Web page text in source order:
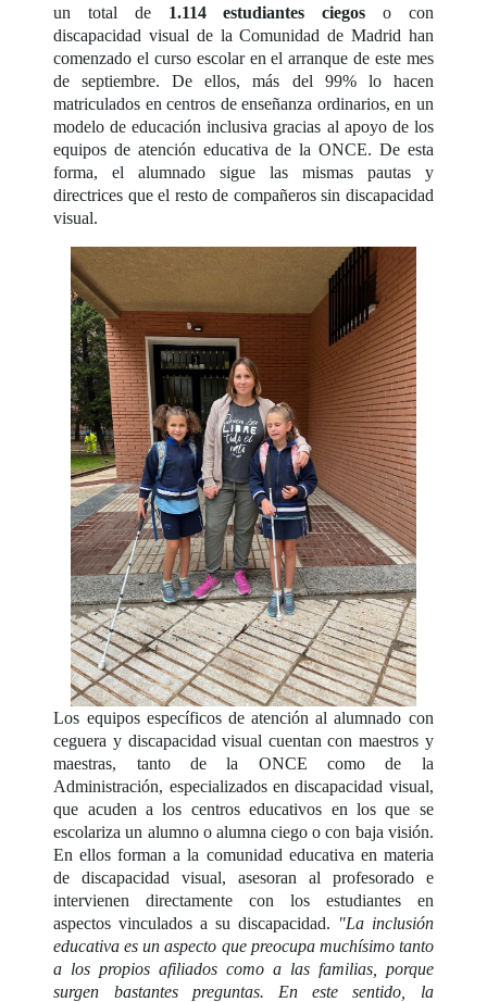
un total de 1.114 estudiantes ciegos o con
discapacidad visual de la Comunidad de Madrid han
comenzado el curso escolar en el arranque de este mes
de septiembre. De ellos, más del 99% lo hacen
matriculados en centros de enseñanza ordinarios, en un
modelo de educación inclusiva gracias al apoyo de los
equipos de atención educativa de la ONCE. De esta
forma, el alumnado sigue las mismas pautas y
directrices que el resto de compañeros sin discapacidad
visual.
Los equipos específicos de atención al alumnado con
ceguera y discapacidad visual cuentan con maestros y
maestras, tanto de la ONCE como de la
Administración, especializados en discapacidad visual,
que acuden a los centros educativos en los que se
escolariza un alumno o alumna ciego o con baja visión.
En ellos forman a la comunidad educativa en materia
de discapacidad visual, asesoran al profesorado e
intervienen directamente con los estudiantes en
aspectos vinculados a su discapacidad. "La inclusión
educativa es un aspecto que preocupa muchísimo tanto
a los propios afiliados como a las familias, porque
surgen bastantes preguntas. En este sentido, la